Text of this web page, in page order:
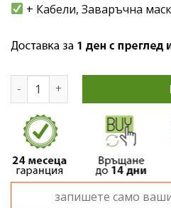
+ Кабели, Заваръчна
количество за РУСКИ